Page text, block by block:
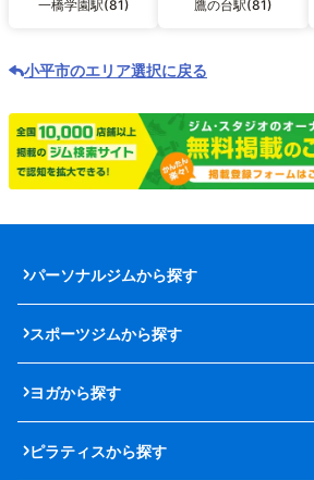
一橋学園駅(81) 鷹の台駅(81)
小平市のエリア選択に戻る
パーソナルジムから探す
スポーツジムから探す
ヨガから探す
ピラティスから探す